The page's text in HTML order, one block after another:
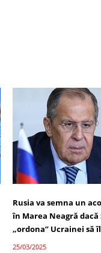
Rusia va semna un
în Marea Neagră dacă
„ordona” Ucrainei să
25/03/2025